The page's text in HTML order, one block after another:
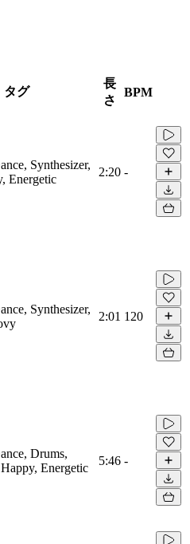
タグ
長
さ
BPM
Synthesizer,
Energetic
2:20 -
Synthesizer,
2:01 120
Drums,
Energetic
5:46 -